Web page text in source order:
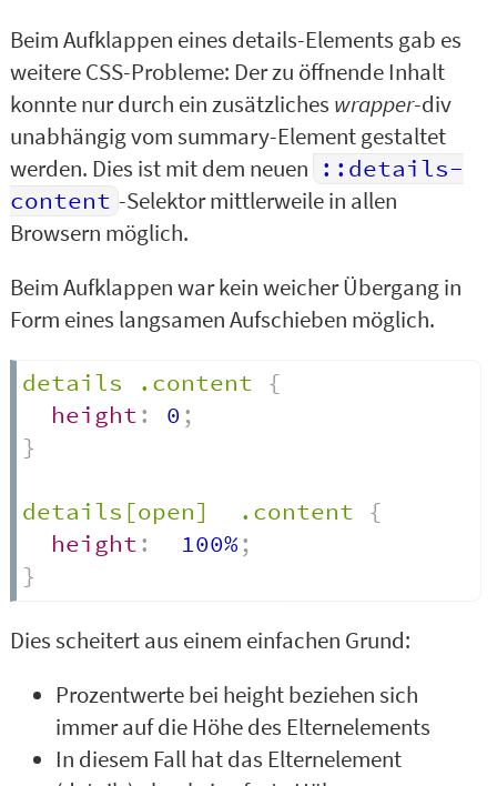
Beim Aufklappen eines details-Elements gab es
weitere CSS-Probleme: Der zu öffnende Inhalt
konnte nur durch ein zusätzliches wrapper-div
unabhängig vom summary-Element gestaltet
werden. Dies ist mit dem neuen ::details-
content -Selektor mittlerweile in allen
Browsern möglich.
Beim Aufklappen war kein weicher Übergang in
Form eines langsamen Aufschieben möglich.
details .content
{
height: 0;
}
details[open]  .content
{
height:
  100%
;
}
Dies scheitert aus einem einfachen Grund:
Prozentwerte bei height beziehen sich
immer auf die Höhe des Elternelements
In diesem Fall hat das Elternelement